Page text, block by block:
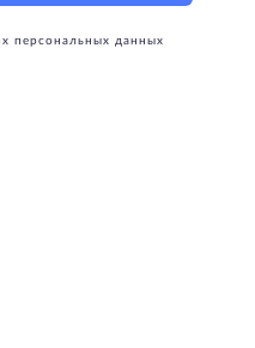
персональных данных